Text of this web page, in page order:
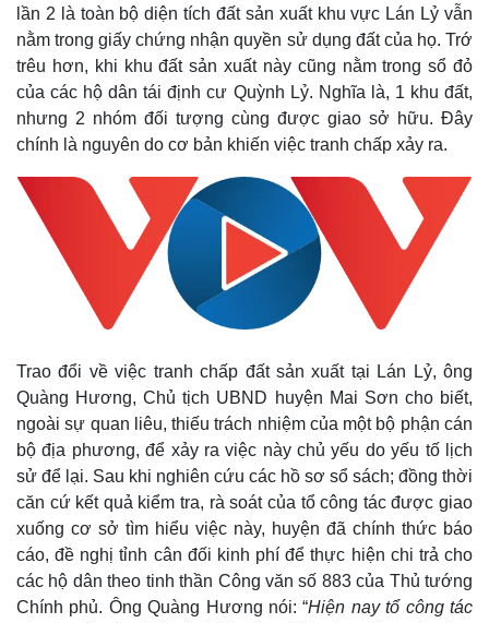
lần 2 là toàn bộ diện tích đất sản xuất khu vực Lán Lỷ vẫn
nằm trong giấy chứng nhận quyền sử dụng đất của họ. Trớ
trêu hơn, khi khu đất sản xuất này cũng nằm trong sổ đỏ
của các hộ dân tái định cư Quỳnh Lỷ. Nghĩa là, 1 khu đất,
nhưng 2 nhóm đối tượng cùng được giao sở hữu. Đây
chính là nguyên do cơ bản khiến việc tranh chấp xảy ra.
Trao đổi về việc tranh chấp đất sản xuất tại Lán Lỷ, ông
Quàng Hương, Chủ tịch UBND huyện Mai Sơn cho biết,
ngoài sự quan liêu, thiếu trách nhiệm của một bộ phận cán
bộ địa phương, để xảy ra việc này chủ yếu do yếu tố lịch
sử để lại. Sau khi nghiên cứu các hồ sơ sổ sách; đồng thời
căn cứ kết quả kiểm tra, rà soát của tổ công tác được giao
xuống cơ sở tìm hiểu việc này, huyện đã chính thức báo
cáo, đề nghị tỉnh cân đối kinh phí để thực hiện chi trả cho
các hộ dân theo tinh thần Công văn số 883 của Thủ tướng
Chính phủ. Ông Quàng Hương nói: “Hiện nay tổ công tác